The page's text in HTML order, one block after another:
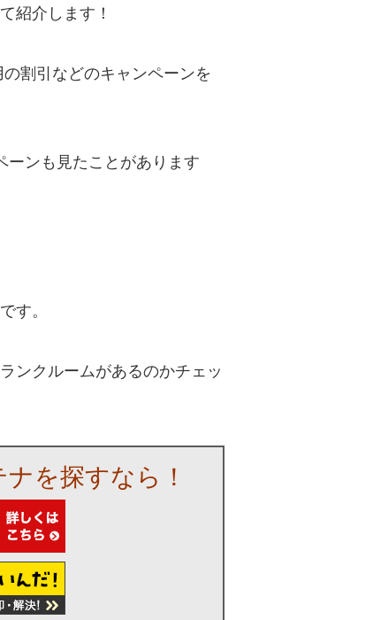
紹介します！
割引などのキャンペーンを
ーンも見たことがあります
です。
ンクルームがあるのかチェッ
を探すなら！